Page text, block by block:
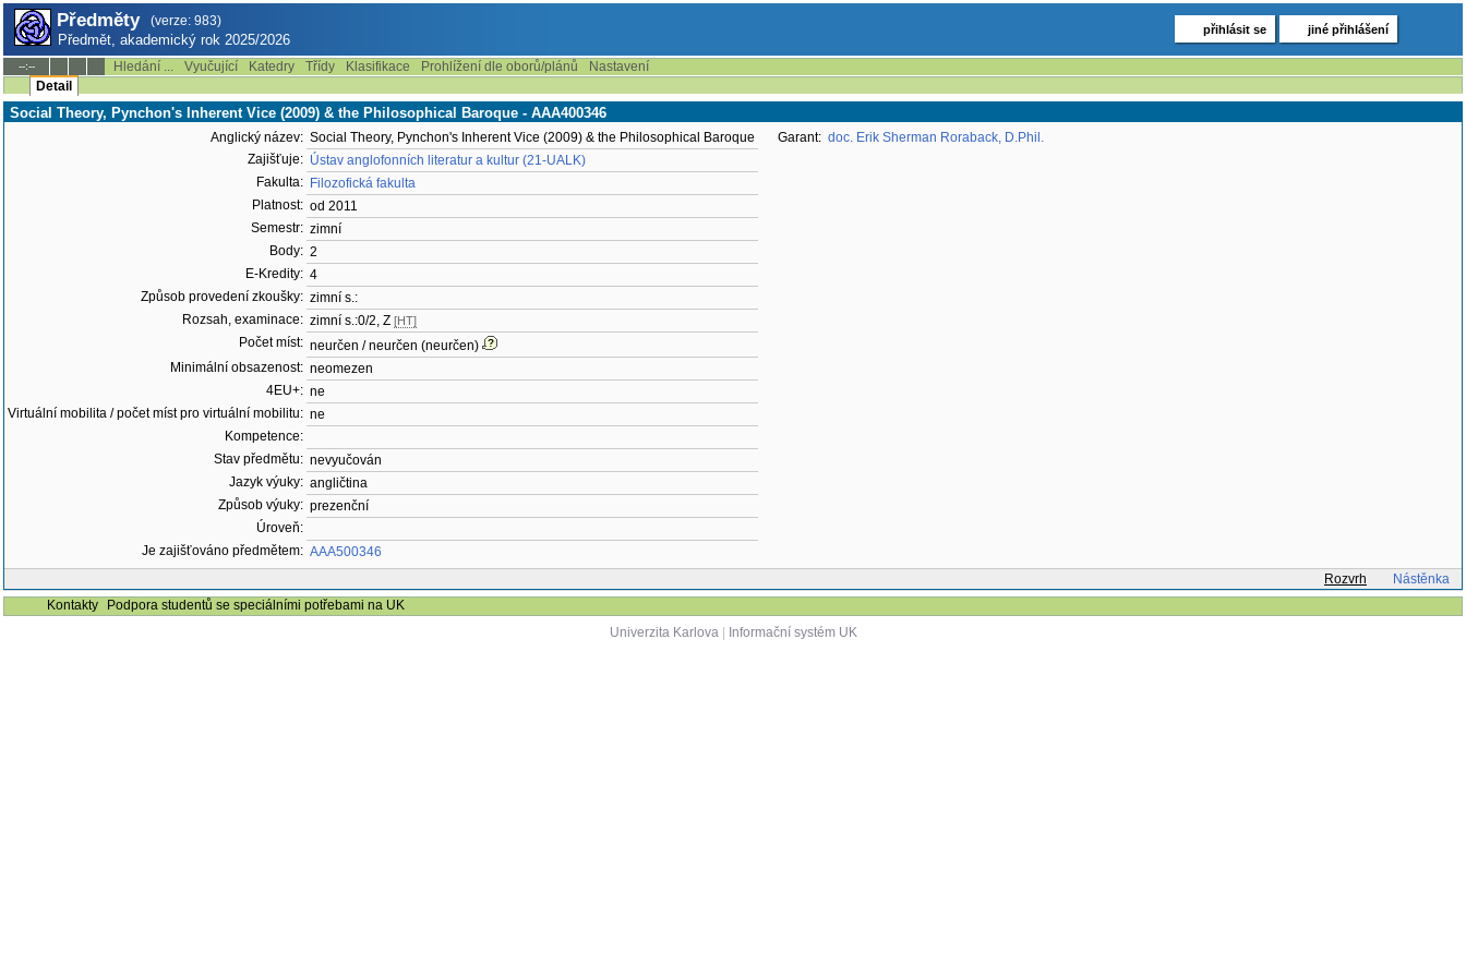
Předměty (verze: 983)
Předmět, akademický rok 2025/2026
přihlásit se jiné přihlášení
--:-- Hledání ... Vyučující Katedry Třídy Klasifikace Prohlížení dle oborů/plánů
Nastavení
Detail
Social Theory, Pynchon's Inherent Vice (2009) & the Philosophical Baroque - AAA400346
Anglický název: Social Theory, Pynchon's Inherent Vice (2009) & the Philosophical Baroque
Zajišťuje: Ústav anglofonních literatur a kultur (21-UALK)
Fakulta: Filozofická fakulta
Platnost: od 2011
Semestr: zimní
Body: 2
E-Kredity: 4
Způsob provedení zkoušky: zimní s.:
Rozsah, examinace: zimní s.:0/2, Z [HT]
Počet míst: neurčen / neurčen (neurčen)
Minimální obsazenost: neomezen
4EU+: ne
Virtuální mobilita / počet míst pro virtuální mobilitu: ne
Kompetence:
Stav předmětu: nevyučován
Jazyk výuky: angličtina
Způsob výuky: prezenční
Úroveň:
Je zajišťováno předmětem: AAA500346
Garant: doc. Erik Sherman Roraback, D.Phil.
Rozvrh
Nástěnka
Kontakty
Podpora studentů se speciálními potřebami na UK
Univerzita Karlova| Informační systém UK